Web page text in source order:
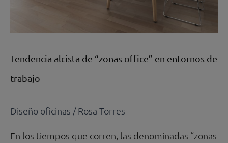
Tendencia alcista de “zonas office” en entornos de
trabajo
Diseño oficinas /Rosa Torres
En los tiempos que corren, las denominadas “zonas